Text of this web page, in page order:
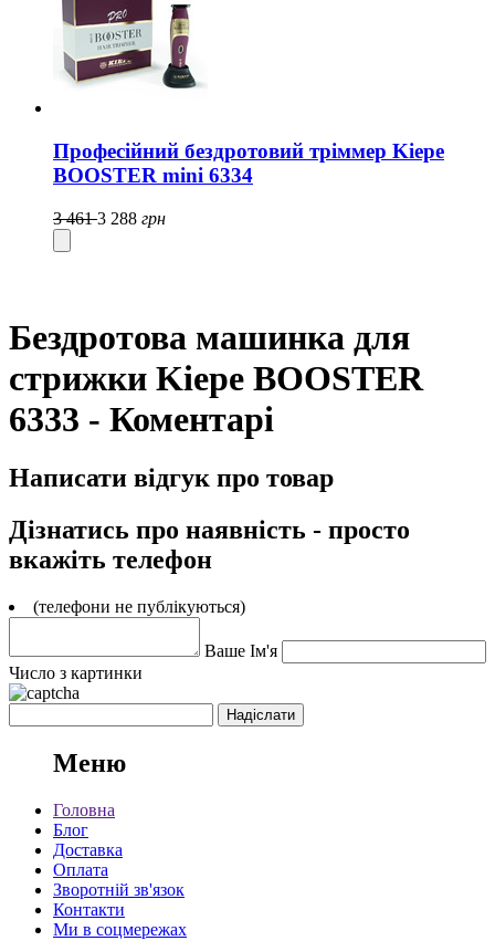
Професійний бездротовий тріммер Kiepe
BOOSTER mini 6334
3 4613 288 грн
Бездротова машинка для
стрижки Kiepe BOOSTER
6333 - Коментарі
Написати відгук про товар
Дізнатись про наявність - просто
вкажіть телефон
(телефони не публікуються)
Ваше Ім'я
Число з картинки
Меню
Головна
Блог
Доставка
Оплата
Зворотній зв'язок
Контакти
Ми в соцмережах